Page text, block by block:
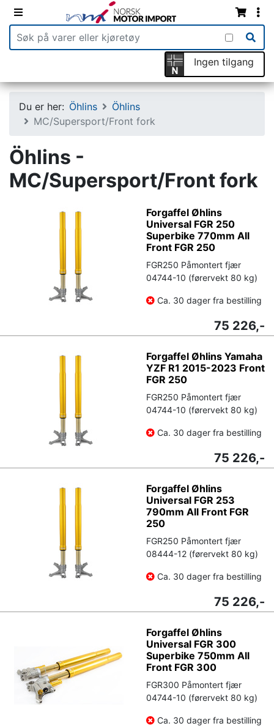
Ingen tilgang
Du er her: Öhlins
Öhlins
MC/Supersport/Front fork
Öhlins -
MC/Supersport/Front fork
Forgaffel Øhlins
Universal FGR 250
Superbike 770mm All
Front FGR 250
FGR250 Påmontert fjær
04744-10 (førervekt 80 kg)
Ca. 30 dager fra bestilling
75 226,-
Forgaffel Øhlins Yamaha
YZF R1 2015-2023 Front
FGR 250
FGR250 Påmontert fjær
04744-10 (førervekt 80 kg)
Ca. 30 dager fra bestilling
75 226,-
Forgaffel Øhlins
Universal FGR 253
790mm All Front FGR
250
FGR250 Påmontert fjær
08444-12 (førervekt 80 kg)
Ca. 30 dager fra bestilling
75 226,-
Forgaffel Øhlins
Universal FGR 300
Superbike 750mm All
Front FGR 300
FGR300 Påmontert fjær
04744-10 (førervekt 80 kg)
Ca. 30 dager fra bestilling